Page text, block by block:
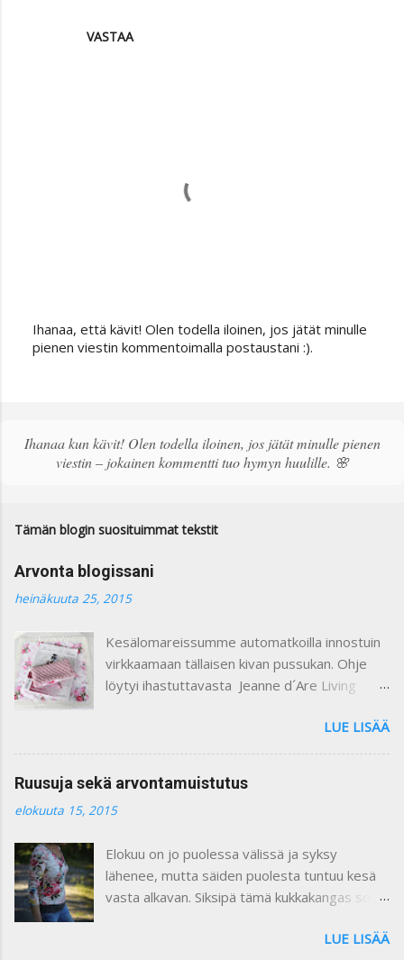
VASTAA
L
ä
k
e
t
i
Ihanaa, että kävit! Olen todella iloinen, jos jätät minulle
pienen viestin kommentoimalla postaustani :).
Ihanaa kun kävit! Olen todella iloinen, jos jätät minulle pienen
viestin – jokainen kommentti tuo hymyn huulille. 🌸
Tämän blogin suosituimmat tekstit
Arvonta blogissani
heinäkuuta 25, 2015
Kesälomareissumme automatkoilla innostuin
virkkaamaan tällaisen kivan pussukan. Ohje
löytyi ihastuttavasta Jeanne d´Are Living
lehtien sisustusjutut ovat todella ihastuttavia
ja niin kauniita. Lehdistä löytyy niin paljon
käyttäen keksiä oman kodin kaunistukseksi.
Paljon on tullutkin ostettua näitä lehtiä :) Yllä
virkkaamiseen. Vuoritin pussin kauniilla
ruusukankaalla. Kiinnitin vetoketjun käsin
ommellen. Pieni liina on ommeltu samasta
olla vaikkapa pienen pöydän liina tai leipäkorin
LUE LISÄÄ
Ruusuja sekä arvontamuistutus
elokuuta 15, 2015
Elokuu on jo puolessa välissä ja syksy
lähenee, mutta säiden puolesta tuntuu kesä
vasta alkavan. Siksipä tämä kukkakangas sopii
Ruusukangas löytyi HH- kankaasta. Enpä ollut
LUE LISÄÄ